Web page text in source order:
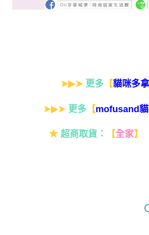
➤▶➤ 更多【貓咪多
➤▶➤ 更多【mofusand
★ 超商取貨： 【全家】